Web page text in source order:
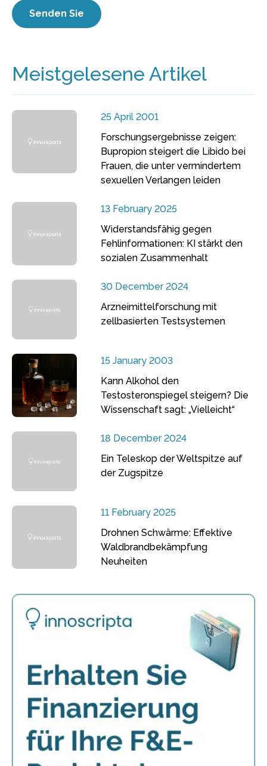
Meistgelesene Artikel
25 April 2001
Forschungsergebnisse zeigen:
Bupropion steigert die Libido bei
Frauen, die unter vermindertem
sexuellen Verlangen leiden
13 February 2025
Widerstandsfähig gegen
Fehlinformationen: KI stärkt den
sozialen Zusammenhalt
30 December 2024
Arzneimittelforschung mit
zellbasierten Testsystemen
15 January 2003
Kann Alkohol den
Testosteronspiegel steigern? Die
Wissenschaft sagt: „Vielleicht“
18 December 2024
Ein Teleskop der Weltspitze auf
der Zugspitze
11 February 2025
Drohnen Schwärme: Effektive
Waldbrandbekämpfung
Neuheiten